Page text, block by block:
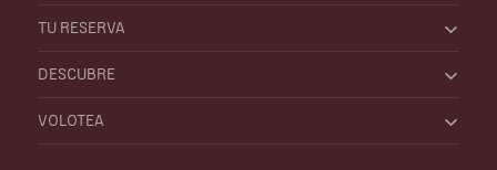
TU RESERVA
DESCUBRE
VOLOTEA